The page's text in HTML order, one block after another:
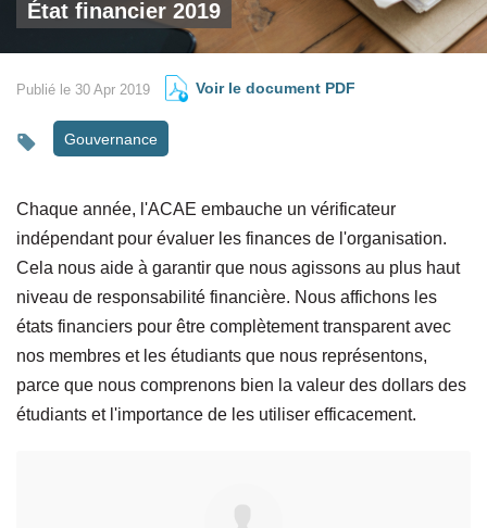
État financier 2019
Publié le 30 Apr 2019 Voir le document PDF
Gouvernance
Chaque année, l'ACAE embauche un vérificateur
indépendant pour évaluer les finances de l'organisation.
Cela nous aide à garantir que nous agissons au plus haut
niveau de responsabilité financière. Nous affichons les
états financiers pour être complètement transparent avec
nos membres et les étudiants que nous représentons,
parce que nous comprenons bien la valeur des dollars des
étudiants et l'importance de les utiliser efficacement.